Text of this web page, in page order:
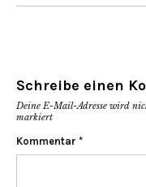
Schreibe einen
Deine E-Mail-Adresse wird
markiert
Kommentar *